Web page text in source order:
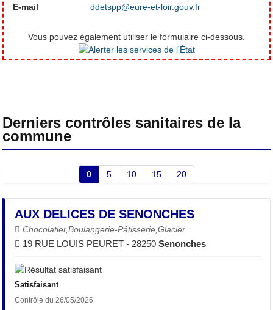
E-mail ddetspp@eure-et-loir.gouv.fr
Vous pouvez également utiliser le formulaire ci-dessous.
Derniers contrôles sanitaires de la
commune
0 5 10 15 20
AUX DELICES DE SENONCHES
Chocolatier,Boulangerie-Pâtisserie,Glacier
19 RUE LOUIS PEURET - 28250Senonches
Satisfaisant
Contrôle du 26/05/2026